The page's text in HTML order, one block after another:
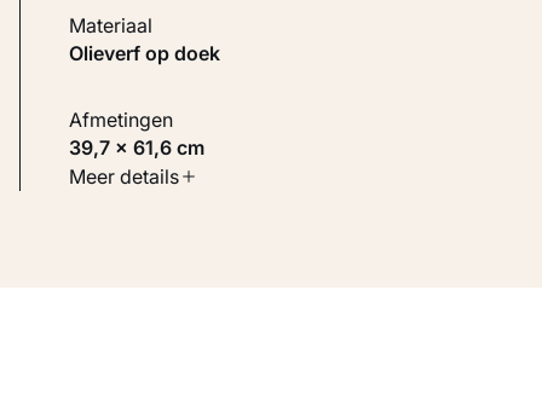
Materiaal
Olieverf op doek
Afmetingen
39,7 × 61,6 cm
Soort werk
Meer details